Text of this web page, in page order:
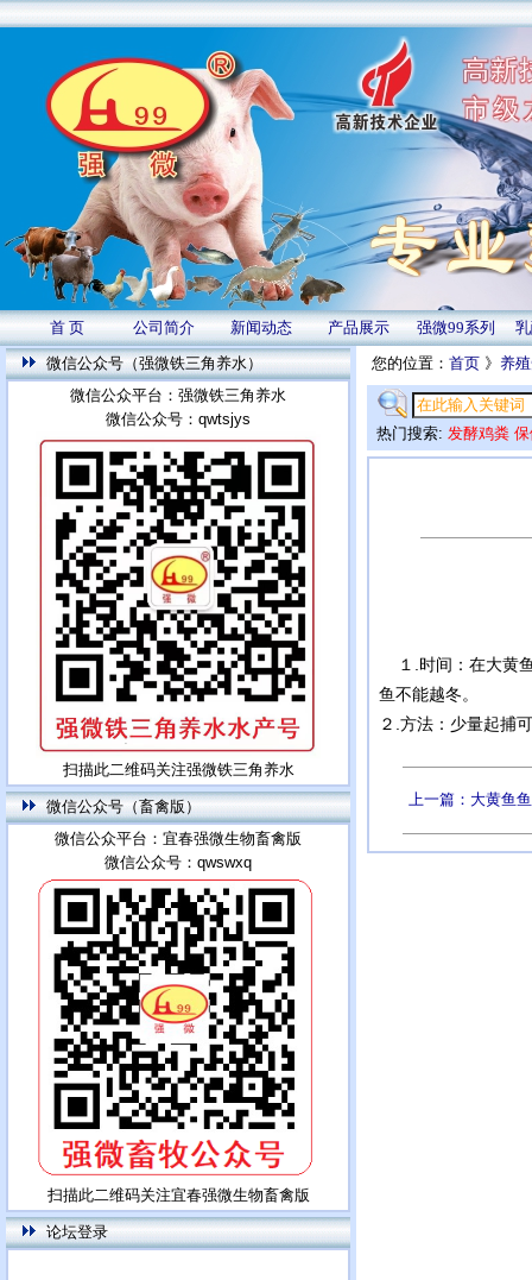
首 页 公司简介 新闻动态 产品展示 强微99系列
微信公众号（强微铁三角养水）
微信公众平台：强微铁三角养水
微信公众号：qwtsjys
扫描此二维码关注强微铁三角养水
微信公众号（畜禽版）
微信公众平台：宜春强微生物畜禽版
微信公众号：qwswxq
扫描此二维码关注宜春强微生物畜禽版
论坛登录
您的位置： 首页 》 养
热门搜索: 发酵鸡粪
１.时间：在大黄
鱼不能越冬。
２.方法：少量起捕
上一篇：大黄鱼